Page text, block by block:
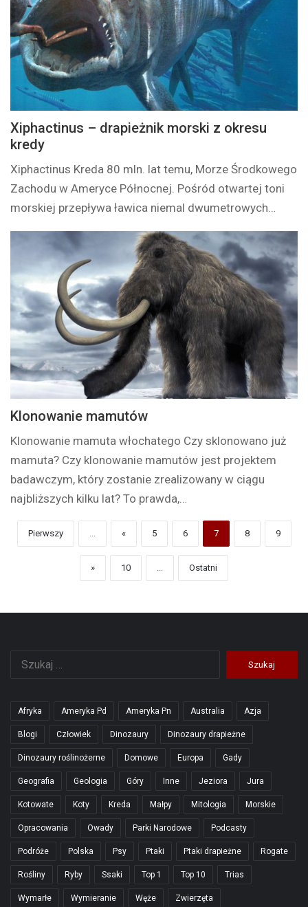
Xiphactinus – drapieżnik morski z okresu
kredy
Xiphactinus Kreda 80 mln. lat temu, Morze Środkowego
Zachodu w Ameryce Północnej. Pośród otwartej toni
morskiej przepływa ławica niemal dwumetrowych…
Klonowanie mamutów
Klonowanie mamuta włochatego Czy sklonowano już
mamuta? Czy klonowanie mamutów jest projektem
badawczym, który zostanie zrealizowany w ciągu
najbliższych kilku lat? To prawda,…
Pierwszy ... « 5 6 7 8 9
» 10 ... Ostatni
Afryka Ameryka Pd Ameryka Pn Australia Azja
Blogi Człowiek Dinozaury Dinozaury drapieżne
Dinozaury roślinożerne Domowe Europa Gady
Geografia Geologia Góry Inne Jeziora Jura
Kotowate Koty Kreda Małpy Mitologia Morskie
Opracowania Owady Parki Narodowe Podcasty
Podróże Polska Psy Ptaki Ptaki drapieżne Rogate
Rośliny Ryby Ssaki Top 1 Top 10 Trias
Wymarłe Wymieranie Węże Zwierzęta